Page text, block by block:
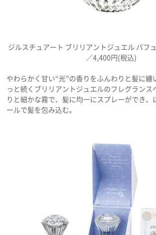
ジルスチュアート ブリリアントジュエル パフ
／4,400円(税込)
やわらかく甘い“光”の香りをふんわりと髪に纏
っと続くブリリアントジュエルのフレグランス
りと細かな霧で、髪に均一にスプレーができ、
ールで髪を包み込む。